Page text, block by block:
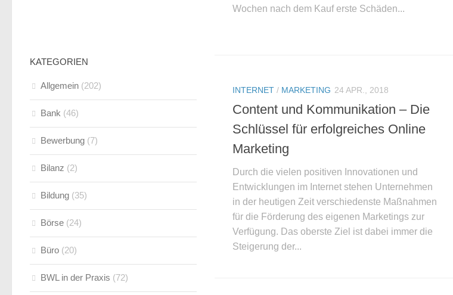
Wochen nach dem Kauf erste Schäden...
INTERNET / MARKETING 24 APR., 2018
Content und Kommunikation – Die
Schlüssel für erfolgreiches Online
Marketing
Durch die vielen positiven Innovationen und
Entwicklungen im Internet stehen Unternehmen
in der heutigen Zeit verschiedenste Maßnahmen
für die Förderung des eigenen Marketings zur
Verfügung. Das oberste Ziel ist dabei immer die
Steigerung der...
KATEGORIEN
Allgemein (202)
Bank (46)
Bewerbung (7)
Bilanz (2)
Bildung (35)
Börse (24)
Büro (20)
BWL in der Praxis (72)